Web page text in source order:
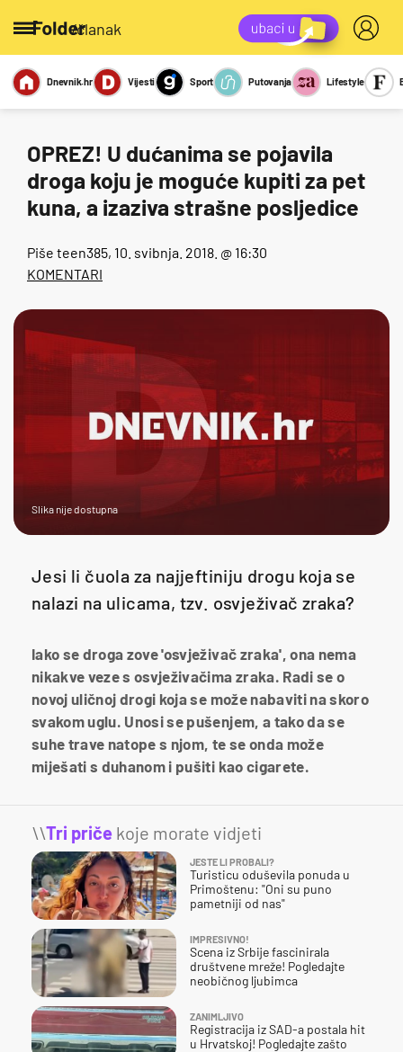
/članak
Miks Kviz
Report
Dnevnik.hr Vijesti Sport Putovanja Lifestyle
OPREZ! U dućanima se pojavila
droga koju je moguće kupiti za pet
kuna, a izaziva strašne posljedice
Piše teen385, 10. svibnja. 2018. @ 16:30
KOMENTARI
Slika nije dostupna
Jesi li čuola za najjeftiniju drogu koja se
nalazi na ulicama, tzv. osvježivač zraka?
Iako se droga zove 'osvježivač zraka', ona nema
nikakve veze s osvježivačima zraka. Radi se o
novoj uličnoj drogi koja se može nabaviti na skoro
svakom uglu. Unosi se pušenjem, a tako da se
suhe trave natope s njom, te se onda može
miješati s duhanom i pušiti kao cigarete.
\\Tri priče koje morate vidjeti
JESTE LI PROBALI?
Turisticu oduševila ponuda u
Primoštenu: "Oni su puno
pametniji od nas"
IMPRESIVNO!
Scena iz Srbije fascinirala
društvene mreže! Pogledajte
neobičnog ljubimca
ZANIMLJIVO
Registracija iz SAD-a postala hit
u Hrvatskoj! Pogledajte zašto